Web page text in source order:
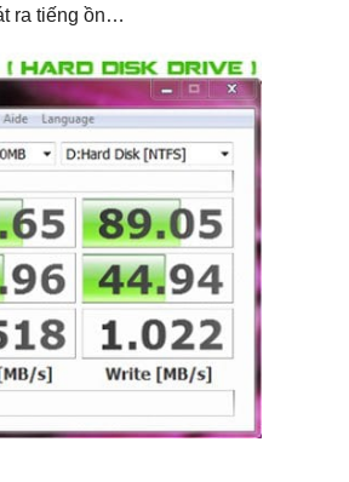
ra tiếng ồn…